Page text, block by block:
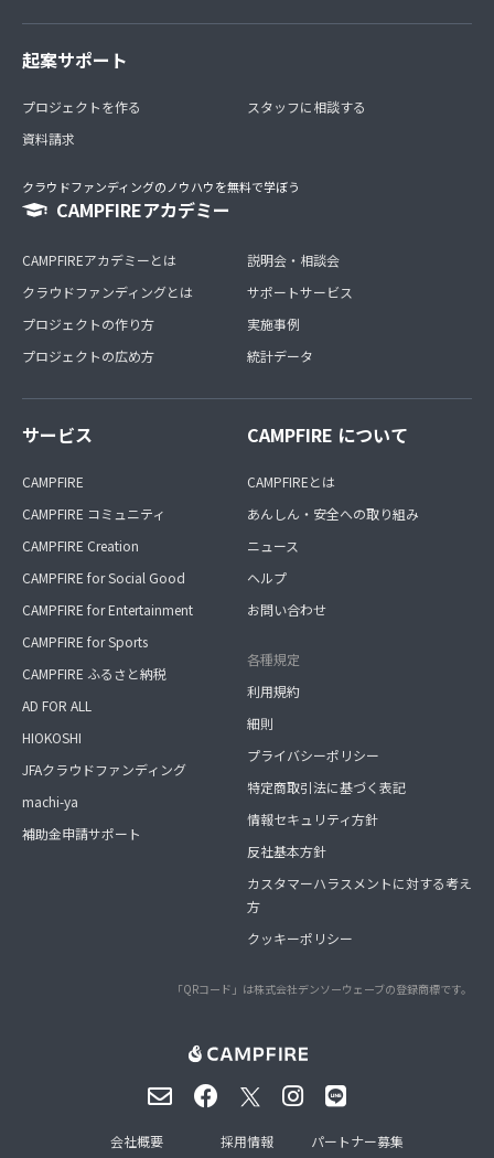
起案サポート
プロジェクトを作る
資料請求
スタッフに相談する
クラウドファンディングのノウハウを無料で学ぼう
CAMPFIREアカデミー
CAMPFIREアカデミーとは
クラウドファンディングとは
プロジェクトの作り方
プロジェクトの広め方
説明会・相談会
サポートサービス
実施事例
統計データ
サービス
CAMPFIRE
CAMPFIRE コミュニティ
CAMPFIRE Creation
CAMPFIRE for Social Good
CAMPFIRE for Entertainment
CAMPFIRE for Sports
CAMPFIRE ふるさと納税
AD FOR ALL
HIOKOSHI
JFAクラウドファンディング
machi-ya
補助金申請サポート
CAMPFIRE について
CAMPFIREとは
あんしん・安全への取り組み
ニュース
ヘルプ
お問い合わせ
各種規定
利用規約
細則
プライバシーポリシー
特定商取引法に基づく表記
情報セキュリティ方針
反社基本方針
カスタマーハラスメントに対する考え
方
クッキーポリシー
「QRコード」は株式会社デンソーウェーブの登録商標です。
会社概要 採用情報 パートナー募集